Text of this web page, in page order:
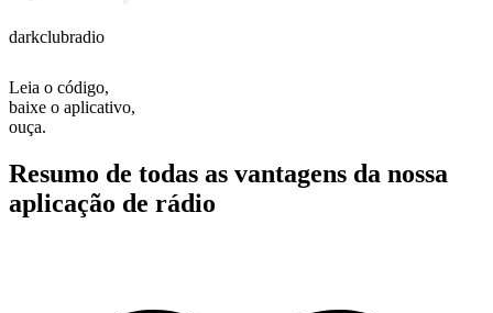
darkclubradio
Leia o código,
baixe o aplicativo,
ouça.
Resumo de todas as vantagens da nossa
aplicação de rádio